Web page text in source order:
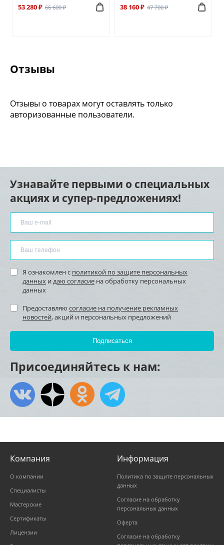
53 280 ₽ 66 600 ₽ 38 160 ₽ 47 700 ₽
Отзывы
Отзывы о товарах могут оставлять только
авторизованные пользователи.
Узнавайте первыми о специальных
акциях и супер-предложениях!
Я ознакомлен с политикой по защите персональных
данных и даю согласие на обработку персональных
данных
Предоставляю согласие на получение рекламных
новостей, акций и персональных предложений
Присоединяйтесь к нам:
Компания
О компании
Специалисты
Мастерские
Сертификаты
Лицензии
Информация
Политика по защите персональных
данных
Согласие на обработку
персональных данных
Оферта
Согласие на обработку